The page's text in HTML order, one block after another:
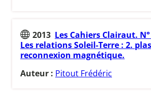
2013 Les Cahiers Clairaut. N°
Les relations Soleil-Terre : 2.
reconnexion magnétique.
Auteur : Pitout Frédéric